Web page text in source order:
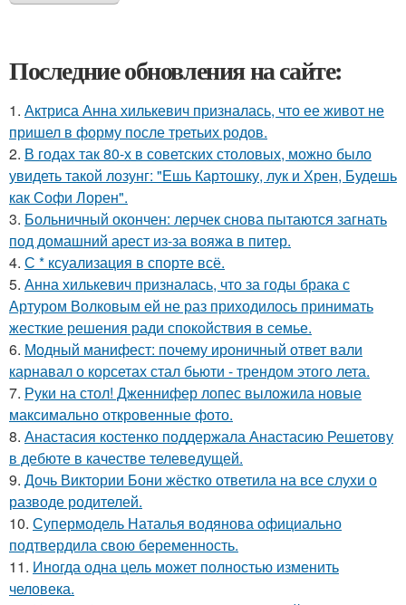
Последние обновления на сайте:
1. Актриса Анна хилькевич призналась, что ее живот не
пришел в форму после третьих родов.
2. В годах так 80-х в советских столовых, можно было
увидеть такой лозунг: "Ешь Картошку, лук и Хрен, Будешь
как Софи Лорен".
3. Больничный окончен: лерчек снова пытаются загнать
под домашний арест из-за вояжа в питер.
4. С * ксуализация в спорте всё.
5. Анна хилькевич призналась, что за годы брака с
Артуром Волковым ей не раз приходилось принимать
жесткие решения ради спокойствия в семье.
6. Модный манифест: почему ироничный ответ вали
карнавал о корсетах стал бьюти - трендом этого лета.
7. Руки на стол! Дженнифер лопес выложила новые
максимально откровенные фото.
8. Анастасия костенко поддержала Анастасию Решетову
в дебюте в качестве телеведущей.
9. Дочь Виктории Бони жёстко ответила на все слухи о
разводе родителей.
10. Супермодель Наталья водянова официально
подтвердила свою беременность.
11. Иногда одна цель может полностью изменить
человека.